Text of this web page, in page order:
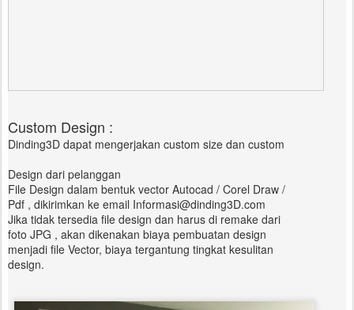
Custom Design :
Dinding3D dapat mengerjakan custom size dan custom
Design dari pelanggan
File Design dalam bentuk vector Autocad / Corel Draw /
Pdf , dikirimkan ke email Informasi@dinding3D.com
Jika tidak tersedia file design dan harus di remake dari
foto JPG , akan dikenakan biaya pembuatan design
menjadi file Vector, biaya tergantung tingkat kesulitan
design.